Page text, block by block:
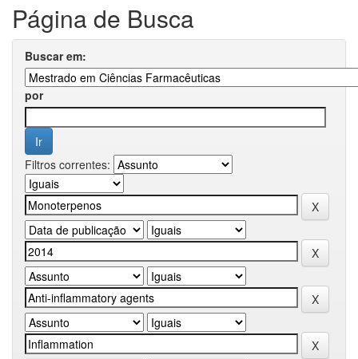
Página de Busca
Buscar em:
por
Filtros correntes: